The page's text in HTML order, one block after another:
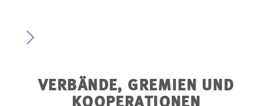
VERBÄNDE, GREMIEN UND